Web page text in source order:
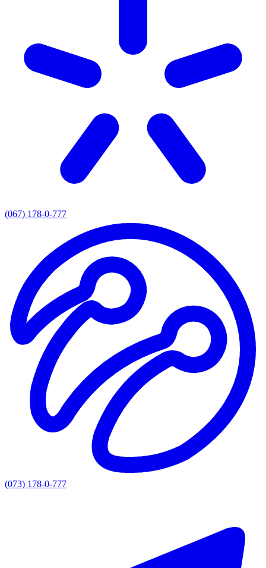
(067) 178-0-777
(073) 178-0-777